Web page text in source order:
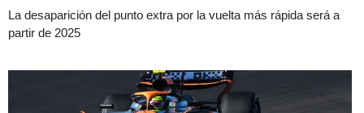
La desaparición del punto extra por la vuelta más rápida será a
partir de 2025